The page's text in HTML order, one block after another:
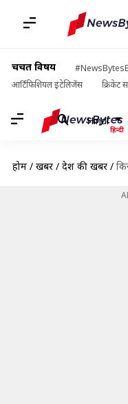
चर्चित विषय
आर्टिफिशियल इंटेलिजेंस
क्रिकेट
Hindi
होम / खबरें / देश की खबरें /